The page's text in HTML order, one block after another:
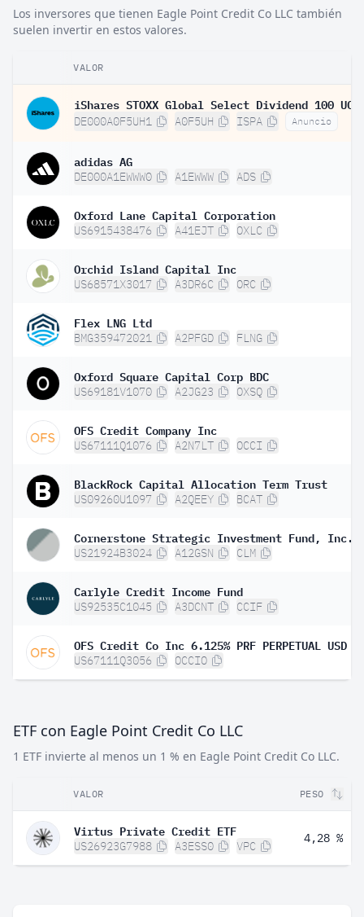
Los inversores que tienen Eagle Point Credit Co LLC también
suelen invertir en estos valores.
VALOR
DE000A0F5UH1 A0F5UH ISPA Anuncio
adidas AG
DE000A1EWWW0 A1EWWW ADS
Oxford Lane Capital Corporation
US6915438476 A41EJT OXLC
Orchid Island Capital Inc
US68571X3017 A3DR6C ORC
Flex LNG Ltd
BMG359472021 A2PFGD FLNG
Oxford Square Capital Corp BDC
US69181V1070 A2JG23 OXSQ
OFS Credit Company Inc
US67111Q1076 A2N7LT OCCI
BlackRock Capital Allocation Term Trust
US09260U1097 A2QEEY BCAT
Cornerstone Strategic Investment Fund, Inc.
US21924B3024 A12GSN CLM
Carlyle Credit Income Fund
US92535C1045 A3DCNT CCIF
US67111Q3056 OCCIO
ETF con Eagle Point Credit Co LLC
1 ETF invierte al menos un 1 % en Eagle Point Credit Co LLC.
VALOR PESO
Virtus Private Credit ETF
US26923G7988 A3ESS0 VPC
4,28 %